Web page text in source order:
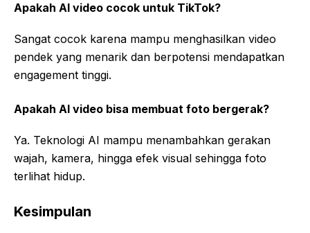
Apakah AI video cocok untuk TikTok?
Sangat cocok karena mampu menghasilkan video
pendek yang menarik dan berpotensi mendapatkan
engagement tinggi.
Apakah AI video bisa membuat foto bergerak?
Ya. Teknologi AI mampu menambahkan gerakan
wajah, kamera, hingga efek visual sehingga foto
terlihat hidup.
Kesimpulan